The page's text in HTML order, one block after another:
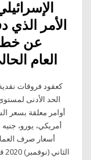
الأمر الذي
العام
أوامر معلقة بسعر
أمريكي، يورو،